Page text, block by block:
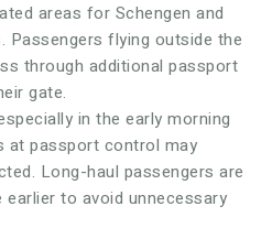
areas for Schengen and
Passengers flying outside the
through additional passport
gate.
in the early morning
at passport control may
Long-haul passengers are
to avoid unnecessary